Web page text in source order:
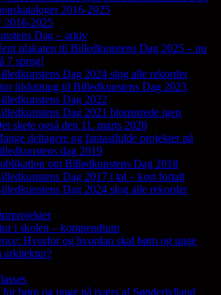
2016-2025
2016-2025
Dag – arkiv
plakaten til Billedkunstens Dag 2025 – nu
7 sprog!
Dag 2024 slog alle rekorder
tilslutning til Billedkunstens Dag 2023
Dag 2022
Dag 2021 blomstrede igen
skete også den 11. marts 2020
deltagere og fantasifulde projekter på
dag 2019
om Billedkunstens Dag 2018
Dag 2017 i tal – kort fortalt
Dag 2024 slog alle rekorder
i skolen – kompendium
Hvorfor og hvordan skal børn og unge
arkitektur?
for børn og unge på tværs af Sønderjylland